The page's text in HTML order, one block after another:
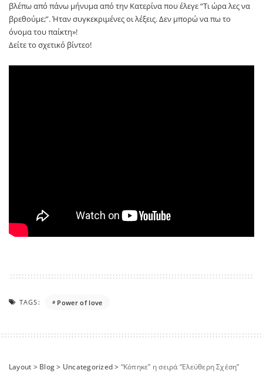
βλέπω από πάνω μήνυμα από την Κατερίνα που έλεγε “Τι ώρα λες να
βρεθούμε;”. Ήταν συγκεκριμένες οι λέξεις. Δεν μπορώ να πω το
όνομα του παίκτη»!
Δείτε το σχετικό βίντεο!
TAGS: Power of love
Layout > Blog> Uncategorized> “Κόπηκε” η σειρά “Ελεύθερη Σχέση”